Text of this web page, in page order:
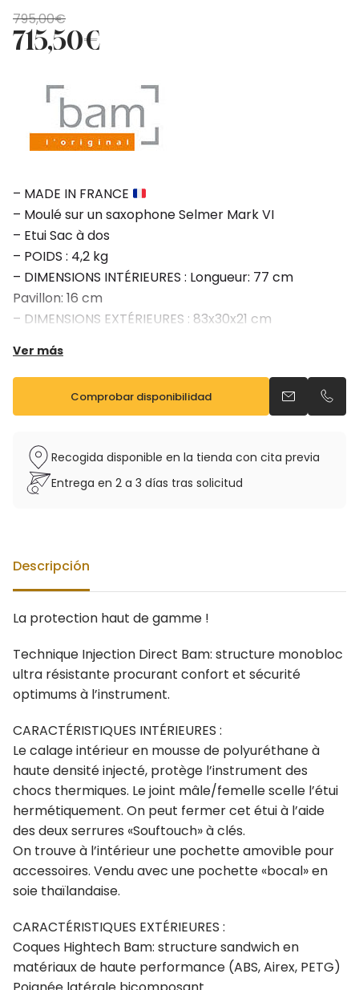
795,00€
El
precio
original
era:
795,00€.
715,50€
El
precio
actual
715,50€.
– MADE IN FRANCE
– Moulé sur un saxophone Selmer Mark VI
– Etui Sac à dos
– POIDS : 4,2 kg
– DIMENSIONS INTÉRIEURES : Longueur: 77 cm
Pavillon: 16 cm
– DIMENSIONS EXTÉRIEURES : 83x30x21 cm
Ver más
Comprobar disponibilidad Enviar un
Recogida disponible en la tienda con cita previa
Entrega en 2 a 3 días tras solicitud
Descripción
La protection haut de gamme !
Technique Injection Direct Bam: structure monobloc
ultra résistante procurant confort et sécurité
optimums à l’instrument.
CARACTÉRISTIQUES INTÉRIEURES :
Le calage intérieur en mousse de polyuréthane à
haute densité injecté, protège l’instrument des
chocs thermiques. Le joint mâle/femelle scelle l’étui
hermétiquement. On peut fermer cet étui à l’aide
des deux serrures «Souftouch» à clés.
On trouve à l’intérieur une pochette amovible pour
accessoires. Vendu avec une pochette «bocal» en
soie thaïlandaise.
CARACTÉRISTIQUES EXTÉRIEURES :
Coques Hightech Bam: structure sandwich en
matériaux de haute performance (ABS, Airex, PETG)